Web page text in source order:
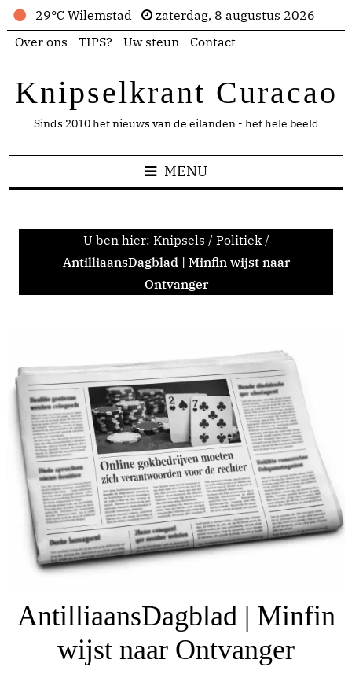
29°C Wilemstad
zaterdag, 8 augustus 2026
Over ons
TIPS? Uw steun Contact
Knipselkrant Curacao
Sinds 2010 het nieuws van de eilanden - het hele beeld
MENU
U ben hier: Knipsels / Politiek /
AntilliaansDagblad | Minfin wijst naar
Ontvanger
AntilliaansDagblad | Minfin
wijst naar Ontvanger